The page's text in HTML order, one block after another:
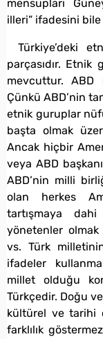
mensupları
illeri” ifadesini bile
Türkiye’deki
parçasıdır.
mevcuttur.
Çünkü ABD’nin
etnik guruplar
başta olmak
Ancak hiçbir
veya ABD
ABD’nin milli
olan herkes
tartışmaya
yönetenler
vs. Türk
ifadeler
millet olduğu
Türkçedir. Doğu
kültürel ve tarihi
farklılık